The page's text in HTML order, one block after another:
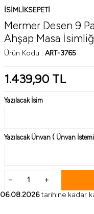
ISIMLIKSEPETI
Mermer Desen 9
Ahşap Masa
Ürün Kodu : ART-3765
1.439,90TL
Yazılacak İsim
Yazılacak Ünvan ( Ünvan
06.08.2026tarihine kadar